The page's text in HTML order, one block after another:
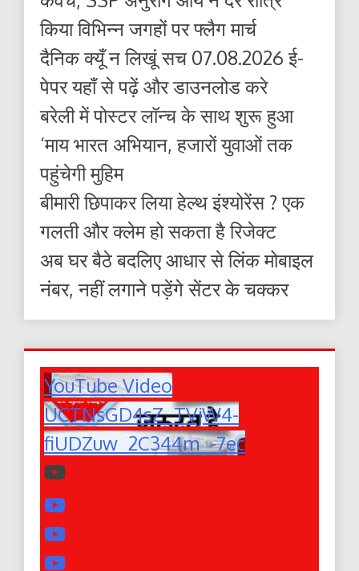
किया विभिन्न जगहों पर फ्लैग मार्च
दैनिक क्यूँ न लिखूं सच 07.08.2026 ई-
पेपर यहाँ से पढ़ें और डाउनलोड करे
बरेली में पोस्टर लॉन्च के साथ शुरू हुआ
‘माय भारत अभियान, हजारों युवाओं तक
पहुंचेगी मुहिम
बीमारी छिपाकर लिया हेल्थ इंश्योरेंस ? एक
गलती और क्लेम हो सकता है रिजेक्ट
अब घर बैठे बदलिए आधार से लिंक मोबाइल
नंबर, नहीं लगाने पड़ेंगे सेंटर के चक्कर
YouTube Video
UCTNsGD4sZ_TVjW4-
fiUDZuw_2C344m_-7ec